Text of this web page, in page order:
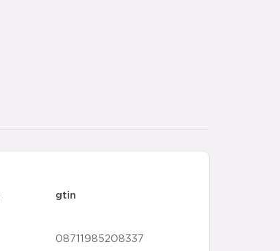
gtin
08711985208337